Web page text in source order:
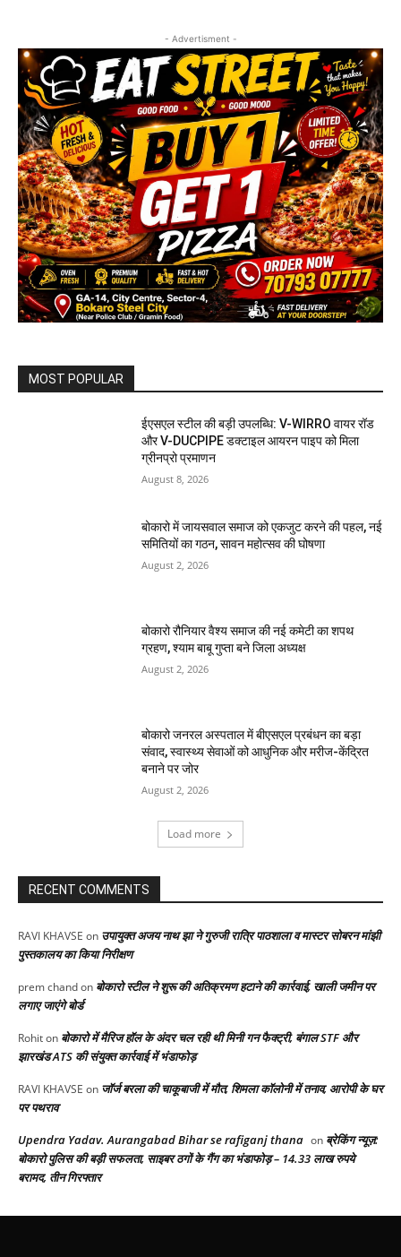
- Advertisment -
MOST POPULAR
ईएसएल स्टील की बड़ी उपलब्धि: V-WIRRO वायर रॉड
और V-DUCPIPE डक्टाइल आयरन पाइप को मिला
ग्रीनप्रो प्रमाणन
August 8, 2026
बोकारो में जायसवाल समाज को एकजुट करने की पहल, नई
समितियों का गठन, सावन महोत्सव की घोषणा
August 2, 2026
बोकारो रौनियार वैश्य समाज की नई कमेटी का शपथ
ग्रहण, श्याम बाबू गुप्ता बने जिला अध्यक्ष
August 2, 2026
बोकारो जनरल अस्पताल में बीएसएल प्रबंधन का बड़ा
संवाद, स्वास्थ्य सेवाओं को आधुनिक और मरीज-केंद्रित
बनाने पर जोर
August 2, 2026
Load more
RECENT COMMENTS
RAVI KHAVSE on उपायुक्त अजय नाथ झा ने गुरुजी रात्रि पाठशाला व मास्टर सोबरन मांझी
पुस्तकालय का किया निरीक्षण
prem chandon बोकारो स्टील ने शुरू की अतिक्रमण हटाने की कार्रवाई, खाली जमीन पर
लगाए जाएंगे बोर्ड
Rohiton बोकारो में मैरिज हॉल के अंदर चल रही थी मिनी गन फैक्ट्री, बंगाल STF और
झारखंड ATS की संयुक्त कार्रवाई में भंडाफोड़
RAVI KHAVSE on जॉर्ज बरला की चाकूबाजी में मौत, शिमला कॉलोनी में तनाव, आरोपी के घर
पर पथराव
Upendra Yadav. Aurangabad Bihar se rafiganj thana on ब्रेकिंग न्यूज़:
बोकारो पुलिस की बड़ी सफलता, साइबर ठगों के गैंग का भंडाफोड़ – 14.33 लाख रुपये
बरामद, तीन गिरफ्तार